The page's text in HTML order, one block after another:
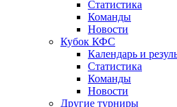
Статистика
Команды
Новости
Кубок КФС
Календарь и
Статистика
Команды
Новости
Другие турниры